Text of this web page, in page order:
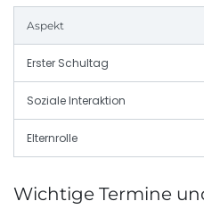
Aspekt
Erster Schultag
Soziale Interaktion
Elternrolle
Wichtige Termine